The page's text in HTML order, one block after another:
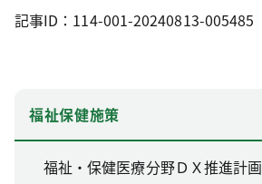
記事ID：114-001-20240813-005485
福祉保健施策
福祉・保健医療分野ＤＸ推進計画